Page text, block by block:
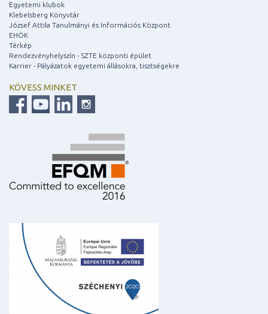
Egyetemi klubok
Klebelsberg Könyvtár
József Attila Tanulmányi és Információs Központ
EHÖK
Térkép
Rendezvényhelyszín - SZTE központi épület
Karrier - Pályázatok egyetemi állásokra, tisztségekre
KÖVESS MINKET